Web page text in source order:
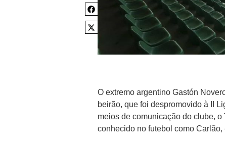
O extremo argentino Gastón
beirão, que foi despromovido à II
meios de comunicação do clube,
conhecido no futebol como Carlão,